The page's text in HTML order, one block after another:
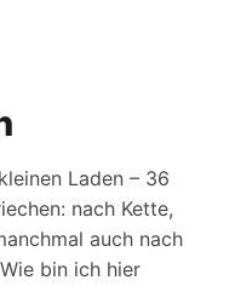
Laden – 36
nach Kette,
auch nach
bin ich hier